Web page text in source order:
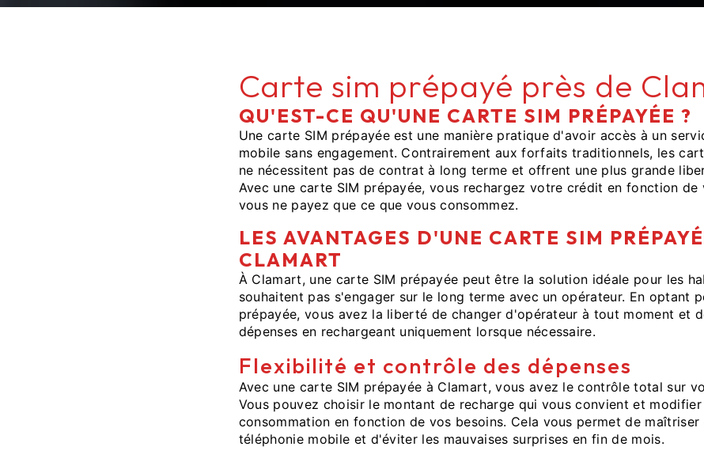
Carte sim prépayé près de
QU'EST-CE QU'UNE CARTE SIM PRÉPAYÉE ?
Une carte SIM prépayée est une manière pratique d'avoir accès à un
mobile sans engagement. Contrairement aux forfaits traditionnels, les
ne nécessitent pas de contrat à long terme et offrent une plus grande
Avec une carte SIM prépayée, vous rechargez votre crédit en fonction de
vous ne payez que ce que vous consommez.
LES AVANTAGES D'UNE CARTE SIM
CLAMART
À Clamart, une carte SIM prépayée peut être la solution idéale pour les
souhaitent pas s'engager sur le long terme avec un opérateur. En optant
prépayée, vous avez la liberté de changer d'opérateur à tout moment et
dépenses en rechargeant uniquement lorsque nécessaire.
Flexibilité et contrôle des dépenses
Avec une carte SIM prépayée à Clamart, vous avez le contrôle total sur
Vous pouvez choisir le montant de recharge qui vous convient et
consommation en fonction de vos besoins. Cela vous permet de maîtriser
téléphonie mobile et d'éviter les mauvaises surprises en fin de mois.